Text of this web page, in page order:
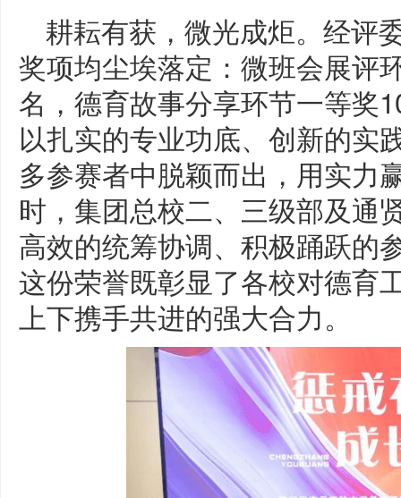
耕耘有获，微光成炬。经评
奖项均尘埃落定：微班会展评
名，德育故事分享环节一等奖
以扎实的专业功底、创新的实
多参赛者中脱颖而出，用实力
时，集团总校二、三级部及通
高效的统筹协调、积极踊跃的
这份荣誉既彰显了各校对德育
上下携手共进的强大合力。